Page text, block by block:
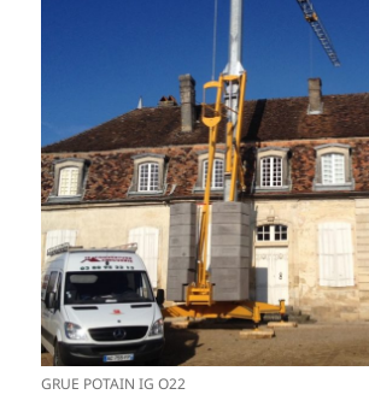
GRUE POTAIN IG O22